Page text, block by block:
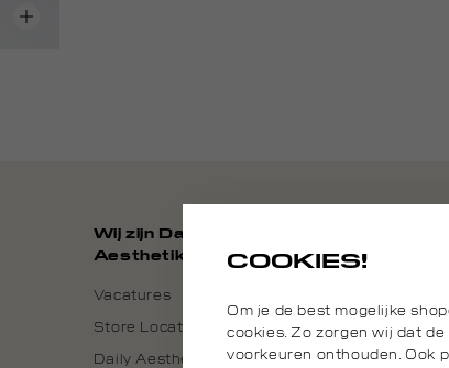
Wij zijn Daily
Aesthetikz
Vacatures
Store Locator
Daily Aesthetikz Nederland
COOKIES!
Om je de best mogelijke
cookies. Zo zorgen wij dat
voorkeuren onthouden. Ook